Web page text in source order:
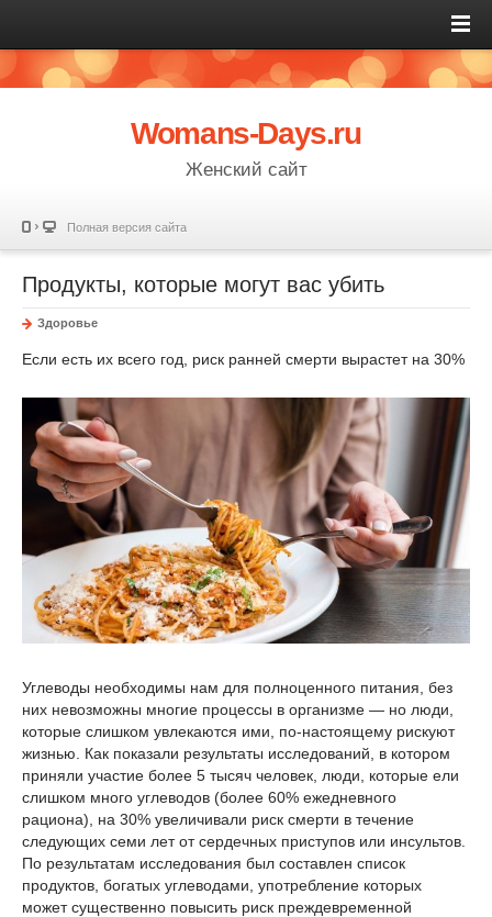
Womans-Days.ru
Женский сайт
Полная версия сайта
Продукты, которые могут вас убить
Здоровье
Если есть их всего год, риск ранней смерти вырастет на 30%
Углеводы необходимы нам для полноценного питания, без
них невозможны многие процессы в организме — но люди,
которые слишком увлекаются ими, по‑настоящему рискуют
жизнью. Как показали результаты исследований, в котором
приняли участие более 5 тысяч человек, люди, которые ели
слишком много углеводов (более 60% ежедневного
рациона), на 30% увеличивали риск смерти в течение
следующих семи лет от сердечных приступов или инсультов.
По результатам исследования был составлен список
продуктов, богатых углеводами, употребление которых
может существенно повысить риск преждевременной